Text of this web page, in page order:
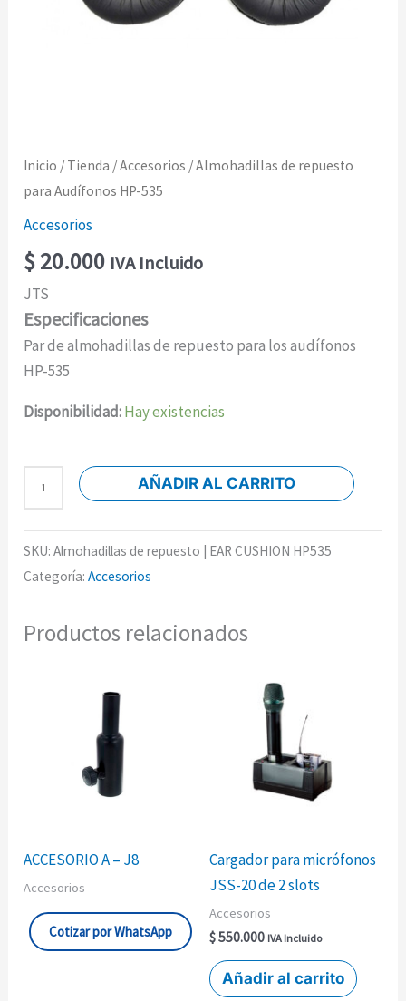
Inicio / Tienda /Accesorios / Almohadillas de repuesto
para Audífonos HP-535
Accesorios
$20.000 IVA Incluido
JTS
Especificaciones
Par de almohadillas de repuesto para los audífonos
HP-535
Disponibilidad:Hay existencias
AÑADIR AL CARRITO
SKU:Almohadillas de repuesto | EAR CUSHION HP535
Categoría:Accesorios
Productos relacionados
ACCESORIO A – J8
Accesorios
Cotizar por WhatsApp
Cargador para micrófonos
JSS-20 de 2 slots
Accesorios
$550.000 IVA Incluido
Añadir al carrito